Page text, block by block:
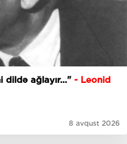
dildə ağlayır..." - Leonid
8 avqust 2026